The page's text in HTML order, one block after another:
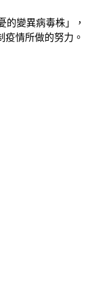
的變異病毒株」，
疫情所做的努力。